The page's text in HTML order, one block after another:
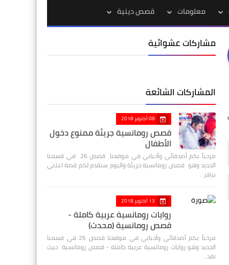
معلومات قصص دينية
مشاركات عشوائية
المشاركات الشائعة
08 أكتوبر 2018
قصص رومانسية جريئة ممنوع دخول
الأطفال
مرحباً بكم أصدقائي وأحبابي في موقعنا قصص 26 في قسمنا
الجديد وهو قصص رومانسية جريئة واليوم سنقدم لكم قصة اعتني
بزهر…
13 أكتوبر 2018
روايات رومانسية عربية كاملة -
قصص رومانسية (محدث)
مرحباً بكم أصدقائي وأحبابي في موقعنا قصص 26 في قسمنا
الجديد وهو روايات رومانسية عربية كاملة - قصص رومانسية حيث
نقد…